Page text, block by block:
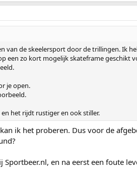
de skeelersport door de trillingen. Ik
een zo kort mogelijk skateframe geschikt
je open.
het rijdt rustiger en ook stiller.
ik het proberen. Dus voor de
en na eerst een foute